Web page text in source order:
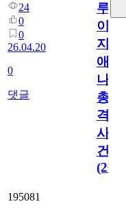
24
0
0
26.04.20
0
댓글
루
이
지
애
나
총
격
사
건
(2026)
195081